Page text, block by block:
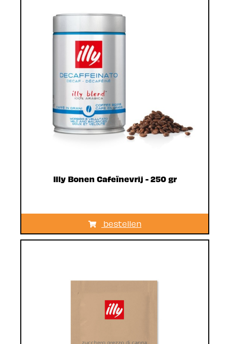
Illy Bonen Cafeïnevrij - 250 gr
bestellen